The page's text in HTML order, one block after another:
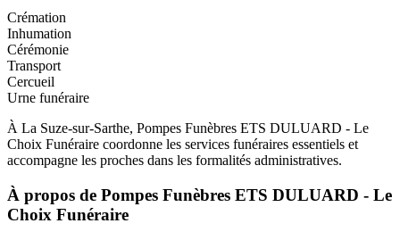
Crémation
Inhumation
Cérémonie
Transport
Cercueil
Urne funéraire
À La Suze-sur-Sarthe, Pompes Funèbres ETS DULUARD - Le
Choix Funéraire coordonne les services funéraires essentiels et
accompagne les proches dans les formalités administratives.
À propos de Pompes Funèbres ETS DULUARD - Le
Choix Funéraire